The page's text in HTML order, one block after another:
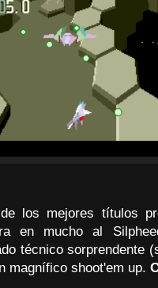
los mejores títulos
en mucho al
técnico sorprendente
magnífico shoot'em up.